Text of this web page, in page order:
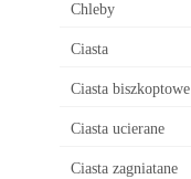
Chleby
Ciasta
Ciasta biszkoptowe
Ciasta ucierane
Ciasta zagniatane